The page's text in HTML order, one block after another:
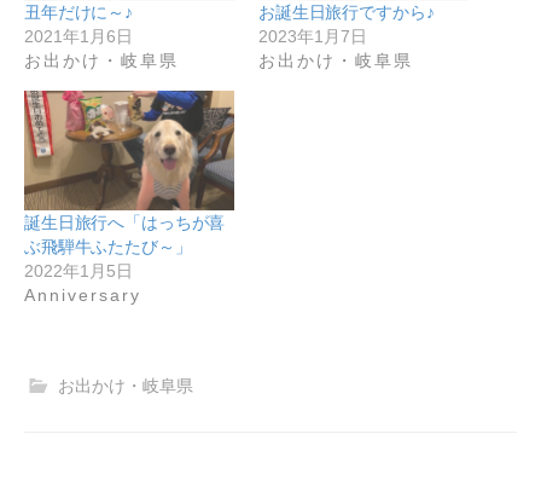
丑年だけに～♪
2021年1月6日
お出かけ・岐阜県
お誕生日旅行ですから♪
2023年1月7日
お出かけ・岐阜県
誕生日旅行へ「はっちが喜
ぶ飛騨牛ふたたび～」
2022年1月5日
Anniversary
お出かけ・岐阜県